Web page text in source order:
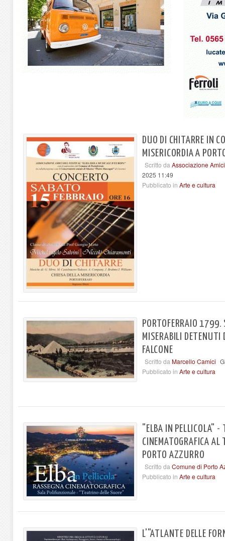
DUO DI CHITARRE IN
MISERICORDIA A
Scritto da Associazione
2025 11:49
Pubblicato in Arte e cultura
PORTOFERRAIO 1799.
MISERABILI DETENUTI
FALCONE
Scritto da Marcello Camici
Pubblicato in Arte e cultura
"ELBA IN PELLICOLA" -
CINEMATOGRAFICA AL
PORTO AZZURRO
Scritto da Comune di Porto
Pubblicato in Arte e cultura
L'"ATLANTE DELLE